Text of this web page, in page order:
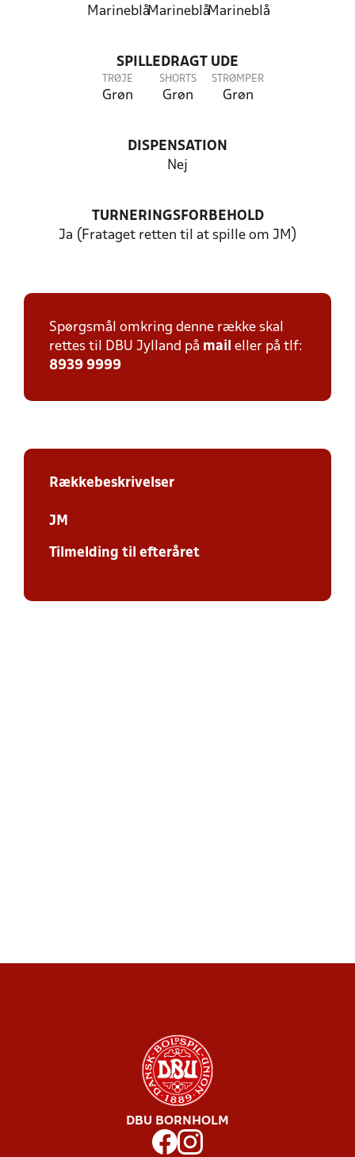
MarineblåMarineblåMarineblå
SPILLEDRAGT UDE
TRØJE
Grøn
SHORTS
Grøn
STRØMPER
Grøn
DISPENSATION
Nej
TURNERINGSFORBEHOLD
Ja (Frataget retten til at spille om JM)
Spørgsmål omkring denne række skal
rettes til DBU Jylland på mail eller på tlf:
8939 9999
Rækkebeskrivelser
JM
Tilmelding til efteråret
DBU BORNHOLM